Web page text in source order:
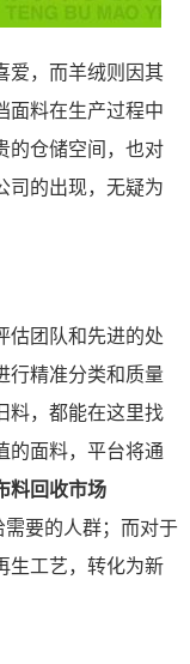
爱，而羊绒则因其
面料在生产过程中
的仓储空间，也对
司 的出现，无疑为
估团队和先进的处
行精准分类和质量
料，都能在这里找
的面料，平台将通
料回收市场
需要的人群；而对于
生工艺，转化为新